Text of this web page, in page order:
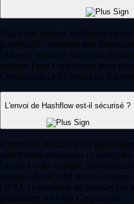
Oui, vous pouvez facilement
portefeuilles externes non
l'adresse publique exacte du
utilisent l'app Crypto.com pour
Crypto.com DeFi Wallet ou
L'envoi de Hashflow est-il sécurisé ?
L'envoi de Hashflow est
plateformes reconnues et suivez
l'accès à votre compte, privilégiez
mesures de sécurité strictes
(2FA), l'intégration de passkeys et
prioritaires sur l'app Crypto.com.